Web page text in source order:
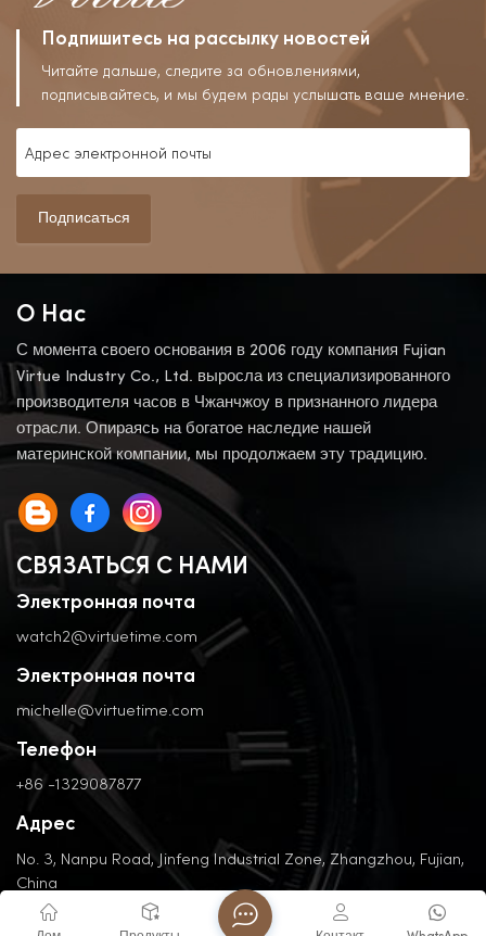
Подпишитесь на рассылку новостей
Читайте дальше, следите за обновлениями,
подписывайтесь, и мы будем рады услышать ваше мнение.
Подписаться
О Нас
С момента своего основания в 2006 году компания Fujian
Virtue Industry Co., Ltd. выросла из специализированного
производителя часов в Чжанчжоу в признанного лидера
отрасли. Опираясь на богатое наследие нашей
материнской компании, мы продолжаем эту традицию.
СВЯЗАТЬСЯ С НАМИ
Электронная почта
watch2@virtuetime.com
Электронная почта
michelle@virtuetime.com
Телефон
+86 -1329087877
Адрес
No. 3, Nanpu Road, Jinfeng Industrial Zone, Zhangzhou, Fujian,
China